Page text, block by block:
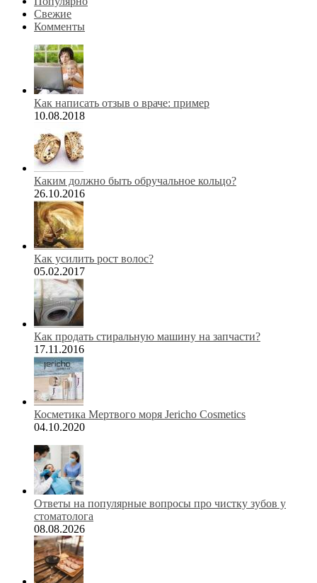
Свежие
Комменты
Как написать отзыв о враче: пример
10.08.2018
Каким должно быть обручальное кольцо?
26.10.2016
Как усилить рост волос?
05.02.2017
Как продать стиральную машину на запчасти?
17.11.2016
Косметика Мертвого моря Jericho Cosmetics
04.10.2020
Ответы на популярные вопросы про чистку зубов у
стоматолога
08.08.2026